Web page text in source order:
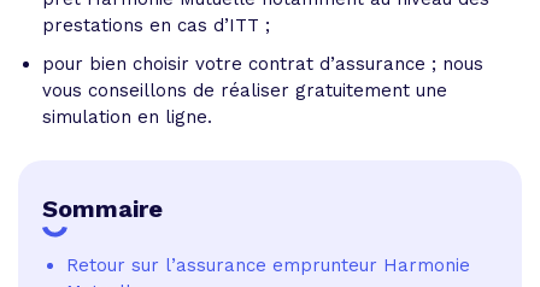
prestations en cas d’ITT ;
pour bien choisir votre contrat d’assurance ; nous
vous conseillons de réaliser gratuitement une
simulation en ligne.
Sommaire
Retour sur l’assurance emprunteur Harmonie